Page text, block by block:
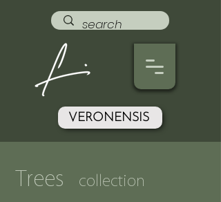
VERONENSIS
Trees collection